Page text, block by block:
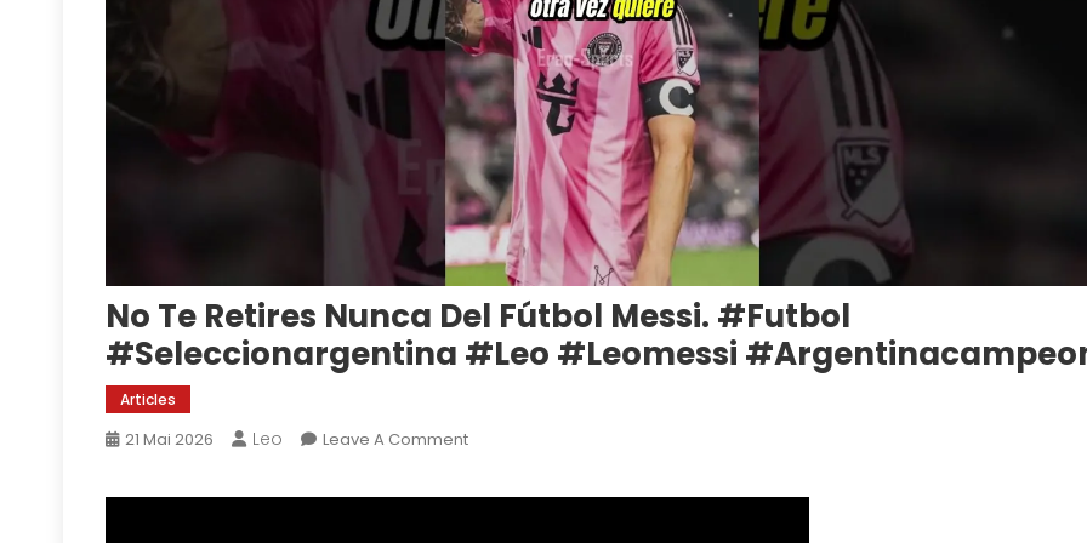
No Te Retires Nunca Del Fútbol Messi. #futbol
#seleccionargentina #leo #leomessi
Articles
21 Mai 2026 Leo Leave A CommentOn
Te